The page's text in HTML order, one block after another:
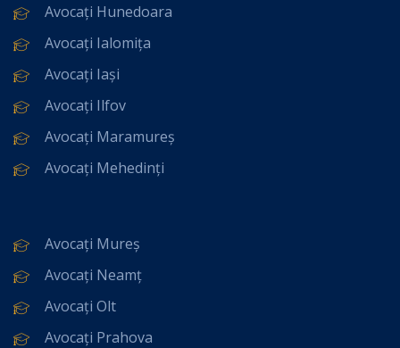
Avocați Hunedoara
Avocați Ialomița
Avocați Iași
Avocați Ilfov
Avocați Maramureș
Avocați Mehedinți
Avocați Mureș
Avocați Neamț
Avocați Olt
Avocați Prahova